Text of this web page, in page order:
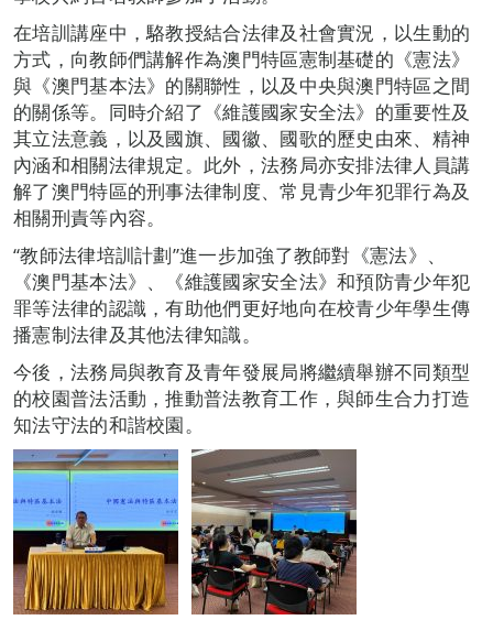
在培訓講座中，駱教授結合法律及社會實況，以生動的
方式，向教師們講解作為澳門特區憲制基礎的《憲法》
與《澳門基本法》的關聯性，以及中央與澳門特區之間
的關係等。同時介紹了《維護國家安全法》的重要性及
其立法意義，以及國旗、國徽、國歌的歷史由來、精神
內涵和相關法律規定。此外，法務局亦安排法律人員講
解了澳門特區的刑事法律制度、常見青少年犯罪行為及
相關刑責等內容。
“教師法律培訓計劃”進一步加強了教師對《憲法》、
《澳門基本法》、《維護國家安全法》和預防青少年犯
罪等法律的認識，有助他們更好地向在校青少年學生傳
播憲制法律及其他法律知識。
今後，法務局與教育及青年發展局將繼續舉辦不同類型
的校園普法活動，推動普法教育工作，與師生合力打造
知法守法的和諧校園。